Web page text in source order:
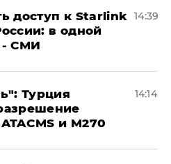
доступ к Starlink
в одной
- СМИ
14:39
Турция
и M270
14:14